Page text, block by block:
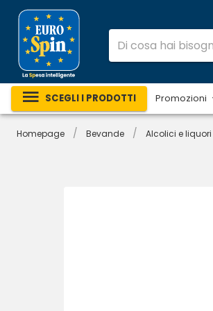
SCEGLI I PRODOTTI Promozioni
Homepage / Bevande / Alcolici e liquori